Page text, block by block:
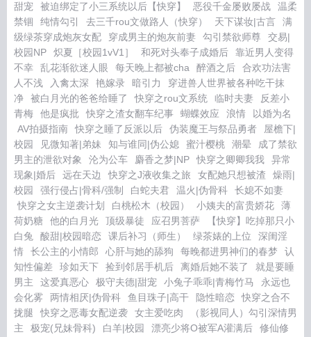
甜宠
被迫绑定了小三系统以后【快穿】 恶役千金屡败屡战
温柔
禁锢
纯情勾引 去三千rou文做路人（快穿） 天下谋妆|古言
满
级绿茶穿成炮灰女配
穿成男主的炮灰前妻 勾引禁欲师尊
交易|
校园NP
炽夏［校园1vV1］ 和死对头奉子成婚后
靠近男人变得
不幸
乱花渐欲迷人眼 每天晚上都被cha 醉酒之后
合欢功法害
人不浅
入禽太深 艳嫁录 暗引力
穿进兽人世界被各种吃干抹
净
被白月光的爸爸给睡了 快穿之rou文系统 临时夫妻
反差小
青梅
他是疯批 快穿之渣女翻车纪事 蝴蝶效应 浪情
以婚为名
AV拍摄指南
快穿之睡了反派以后 伪装魔王与祭品勇者
屋檐下|
校园
见微知著|弟妹 知与谁同|伪公媳 蜜汁樱桃 潮晕
成了禁欲
男主的泄欲对象
沦为公车 麝香之梦|NP 快穿之卿卿我我
异常
现象|婚后
远在天边 快穿之J液收集之旅 女配她只想被渣
燥雨|
校园
强行侵占|骨科/强制 白蛇夫君 温火|伪骨科
长媳不如妻
快穿之女主逆袭计划
白桃松木（校园） 小姨夫的富贵娇花
薄
荷奶糖
他的白月光 顶级暴徒 应召男菩萨
【快穿】吃掉那只小
白兔
酸甜|校园暗恋 课后补习（师生） 绿茶婊的上位
深闺淫
情
长公主的小情郎 心肝与她的舔狗 每晚都进男神们的春梦
认
知性偏差
珍如天下 捡到邻居手机后 离婚后她不装了
就是要睡
男主
这爱真恶心 极守夫德|甜宠 小兔子乖乖|青梅竹马
永远也
会化雾
两情相厌|伪骨科 鱼目珠子|高干 隐性暗恋
快穿之合不
拢腿
快穿之恶毒女配逆袭 女主爱吃肉
（影视同人）勾引深情男
主
极宠(兄妹骨科) 白羊|校园 漂亮少将O被军A灌满后
修仙修